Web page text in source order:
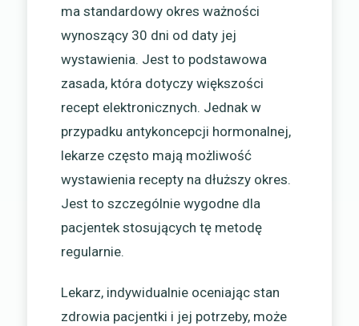
ma standardowy okres ważności
wynoszący 30 dni od daty jej
wystawienia. Jest to podstawowa
zasada, która dotyczy większości
recept elektronicznych. Jednak w
przypadku antykoncepcji hormonalnej,
lekarze często mają możliwość
wystawienia recepty na dłuższy okres.
Jest to szczególnie wygodne dla
pacjentek stosujących tę metodę
regularnie.
Lekarz, indywidualnie oceniając stan
zdrowia pacjentki i jej potrzeby, może